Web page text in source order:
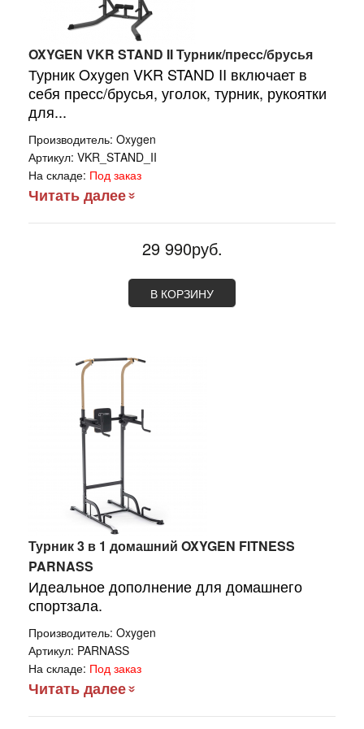
OXYGEN VKR STAND II Турник/пресс/брусья
Турник Oxygen VKR STAND II включает в
себя пресс/брусья, уголок, турник, рукоятки
для...
Производитель: Oxygen
Артикул: VKR_STAND_II
На складе: Под заказ
Читать далее
29 990руб.
В КОРЗИНУ
Турник 3 в 1 домашний OXYGEN FITNESS
PARNASS
Идеальное дополнение для домашнего
спортзала.
Производитель: Oxygen
Артикул: PARNASS
На складе: Под заказ
Читать далее